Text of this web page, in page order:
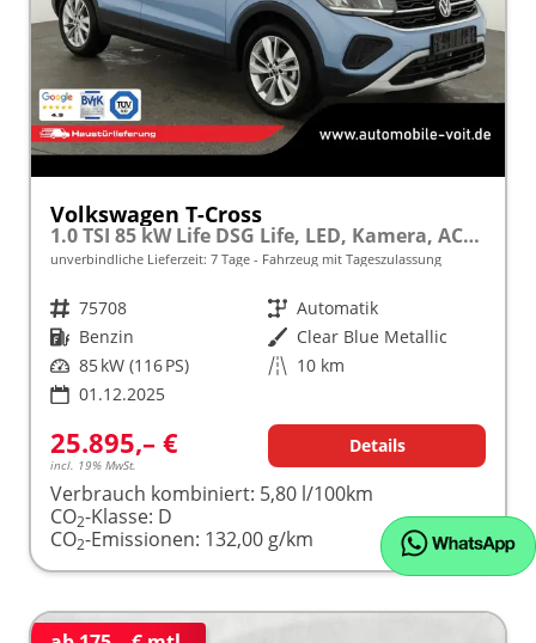
Volkswagen T-Cross
1.0 TSI 85 kW Life DSG Life, LED, Kamera, ACC, Side, Winter, 17-Zoll, 3-J. Garantie
unverbindliche Lieferzeit: 7 Tage Fahrzeug mit Tageszulassung
Fahrzeugnr. 75708 Getriebe Automatik
Kraftstoff Benzin Außenfarbe Clear Blue Metallic
Leistung 85 kW (116 PS) Kilometerstand 10 km
01.12.2025
25.895,– €
incl. 19% MwSt.
Details
Verbrauch kombiniert: 5,80 l/100km
CO2-Klasse: D
CO2-Emissionen: 132,00 g/km